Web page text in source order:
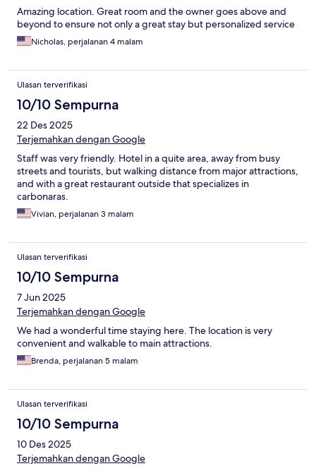
Amazing location. Great room and the owner goes above and
beyond to ensure not only a great stay but personalized service
Nicholas, perjalanan 4 malam
Ulasan terverifikasi
10/10 Sempurna
22 Des 2025
Terjemahkan dengan Google
Staff was very friendly. Hotel in a quite area, away from busy
streets and tourists, but walking distance from major attractions,
and with a great restaurant outside that specializes in
carbonaras.
Vivian, perjalanan 3 malam
Ulasan terverifikasi
10/10 Sempurna
7 Jun 2025
Terjemahkan dengan Google
We had a wonderful time staying here. The location is very
convenient and walkable to main attractions.
Brenda, perjalanan 5 malam
Ulasan terverifikasi
10/10 Sempurna
10 Des 2025
Terjemahkan dengan Google